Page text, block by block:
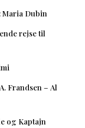
Maria Dubin
rejse til
Frandsen – Al
og Kaptajn